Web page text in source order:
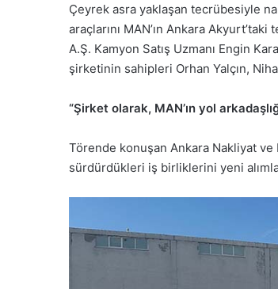
Çeyrek asra yaklaşan tecrübesiyle
araçlarını MAN’ın Ankara
A.Ş. Kamyon Satış Uzmanı Engin
şirketinin sahipleri Orhan Yalçın,
“Şirket olarak, MAN’ın yol
Törende konuşan Ankara Nakliyat
sürdürdükleri iş birliklerini yeni
İçi Taşımacılığa
ATLAS
Yeniden
Yapılandırma
Yeniden